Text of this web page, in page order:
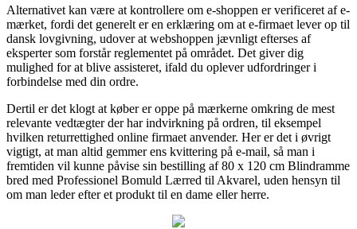
Alternativet kan være at kontrollere om e-shoppen er verificeret af e-
mærket, fordi det generelt er en erklæring om at e-firmaet lever op til
dansk lovgivning, udover at webshoppen jævnligt efterses af
eksperter som forstår reglementet på området. Det giver dig
mulighed for at blive assisteret, ifald du oplever udfordringer i
forbindelse med din ordre.
Dertil er det klogt at køber er oppe på mærkerne omkring de mest
relevante vedtægter der har indvirkning på ordren, til eksempel
hvilken returrettighed online firmaet anvender. Her er det i øvrigt
vigtigt, at man altid gemmer ens kvittering på e-mail, så man i
fremtiden vil kunne påvise sin bestilling af 80 x 120 cm Blindramme
bred med Professionel Bomuld Lærred til Akvarel, uden hensyn til
om man leder efter et produkt til en dame eller herre.